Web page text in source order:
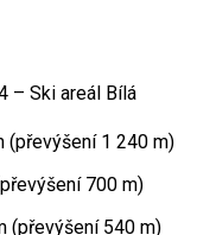
– Ski areál Bílá
(převýšení 1 240 m)
700 m)
(převýšení 540 m)